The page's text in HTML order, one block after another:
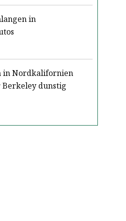
in
in Nordkalifornien
dunstig